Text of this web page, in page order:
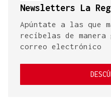
Newsletters La
Apúntate a las que
recíbelas de
correo electrónico